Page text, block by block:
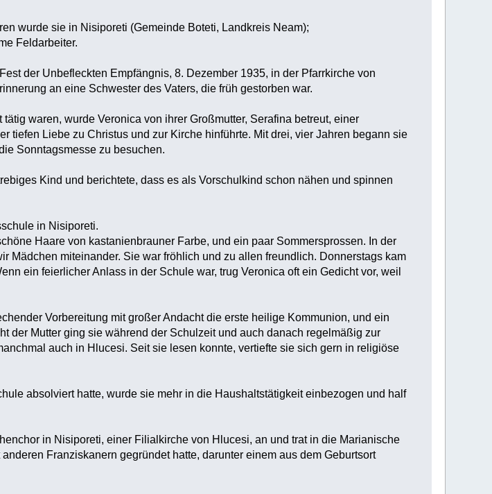
wurde sie in Nisiporeti (Gemeinde Boteti, Landkreis Neam);
Feldarbeiter.
der Unbefleckten Empfängnis, 8. Dezember 1935, in der Pfarrkirche von
an eine Schwester des Vaters, die früh gestorben war.
waren, wurde Veronica von ihrer Großmutter, Serafina betreut, einer
tiefen Liebe zu Christus und zur Kirche hinführte. Mit drei, vier Jahren begann sie
Sonntagsmesse zu besuchen.
Kind und berichtete, dass es als Vorschulkind schon nähen und spinnen
in Nisiporeti.
Haare von kastanienbrauner Farbe, und ein paar Sommersprossen. In der
Mädchen miteinander. Sie war fröhlich und zu allen freundlich. Donnerstags kam
ein feierlicher Anlass in der Schule war, trug Veronica oft ein Gedicht vor, weil
Vorbereitung mit großer Andacht die erste heilige Kommunion, und ein
der Mutter ging sie während der Schulzeit und auch danach regelmäßig zur
auch in Hlucesi. Seit sie lesen konnte, vertiefte sie sich gern in religiöse
absolviert hatte, wurde sie mehr in die Haushaltstätigkeit einbezogen und half
in Nisiporeti, einer Filialkirche von Hlucesi, an und trat in die Marianische
Franziskanern gegründet hatte, darunter einem aus dem Geburtsort